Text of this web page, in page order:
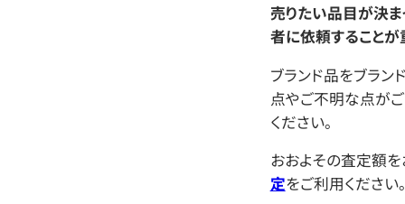
売りたい品目が決
者に依頼すること
ブランド品をブラン
点やご不明な点が
ください。
おおよその査定額
定をご利用ください